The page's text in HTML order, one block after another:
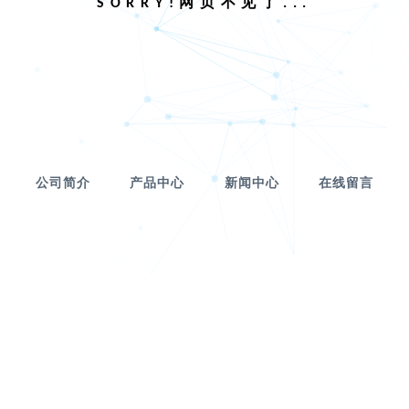
SORRY!网页不见了...
公司简介 产品中心 新闻中心 在线留言